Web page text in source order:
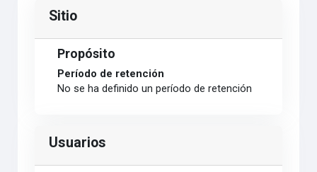
Sitio
Propósito
Período de retención
No se ha definido un período de retención
Usuarios